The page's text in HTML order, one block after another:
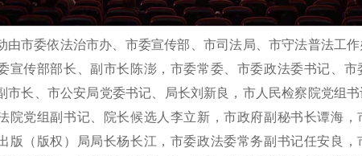
由市委依法治市办、市委宣传部、市司法局、市守法普法工
宣传部部长、副市长陈澎，市委常委、市委政法委书记、市
市长、市公安局党委书记、局长刘新良，市人民检察院党组书
院党组副书记、院长候选人李立新，市政府副秘书长谭海，
版（版权）局局长杨长江，市委政法委常务副书记任安良，